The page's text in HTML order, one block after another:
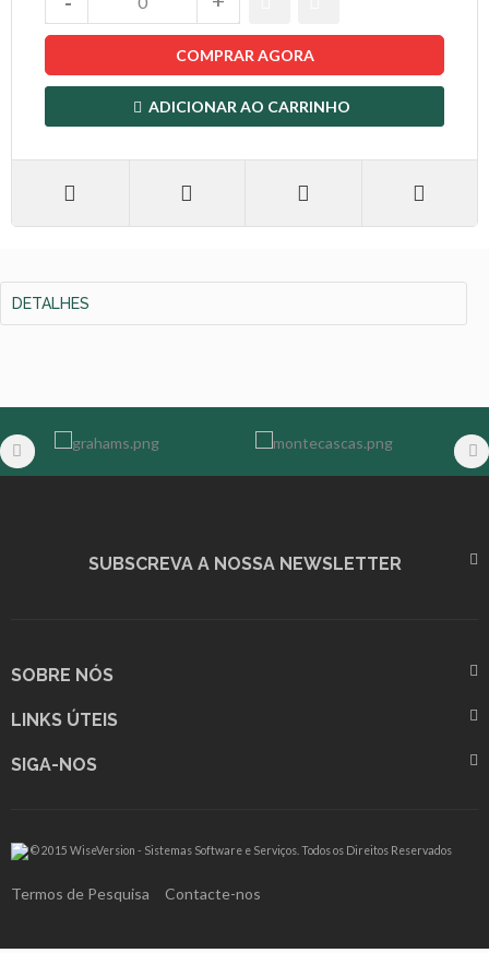
COMPRAR AGORA
ADICIONAR AO CARRINHO
DETALHES
SUBSCREVA A NOSSA NEWSLETTER
SOBRE NÓS
LINKS ÚTEIS
SIGA-NOS
© 2015 WiseVersion - Sistemas Software e Serviços. Todos os Direitos Reservados
Termos de Pesquisa Contacte-nos